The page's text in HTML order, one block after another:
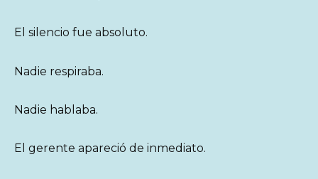
El silencio fue absoluto.
Nadie respiraba.
Nadie hablaba.
El gerente apareció de inmediato.